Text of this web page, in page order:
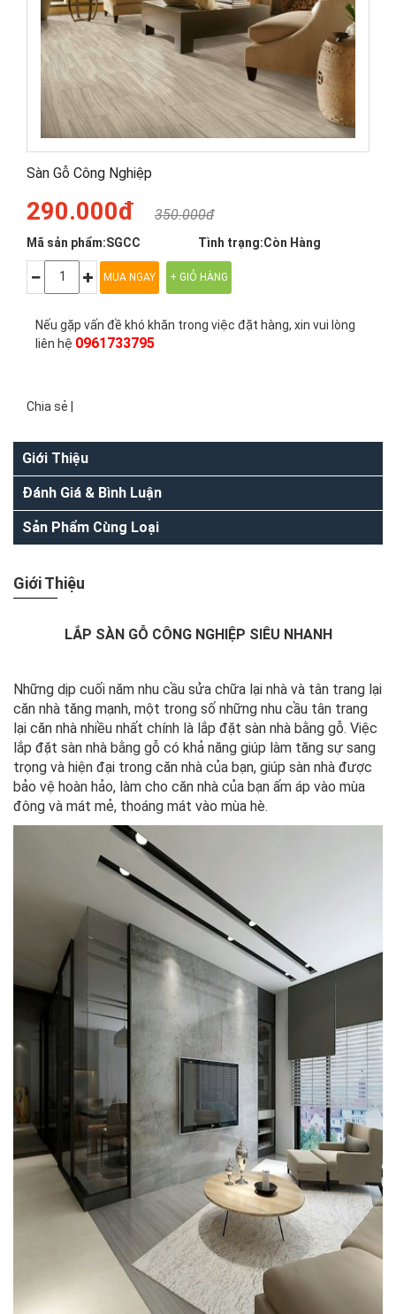
Sàn Gỗ Công Nghiệp
290.000đ 350.000đ
Mã sản phẩm:SGCC Tình trạng:Còn Hàng
Nếu gặp vấn đề khó khăn trong việc đặt hàng, xin vui lòng
liên hệ 0961733795
Chia sẻ |
Giới Thiệu
Đánh Giá & Bình Luận
Sản Phẩm Cùng Loại
Giới Thiệu
LẮP SÀN GỖ CÔNG NGHIỆP SIÊU NHANH
Những dịp cuối năm nhu cầu sửa chữa lại nhà và tân trang lại
căn nhà tăng mạnh, một trong số những nhu cầu tân trang
lại căn nhà nhiều nhất chính là lắp đặt sàn nhà bằng gỗ. Việc
lắp đặt sàn nhà bằng gỗ có khả năng giúp làm tăng sự sang
trọng và hiện đại trong căn nhà của bạn, giúp sàn nhà được
bảo vệ hoàn hảo, làm cho căn nhà của bạn ấm áp vào mùa
đông và mát mẻ, thoáng mát vào mùa hè.